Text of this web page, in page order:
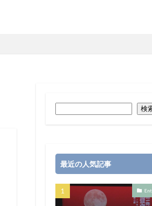
検
最近の人気記事